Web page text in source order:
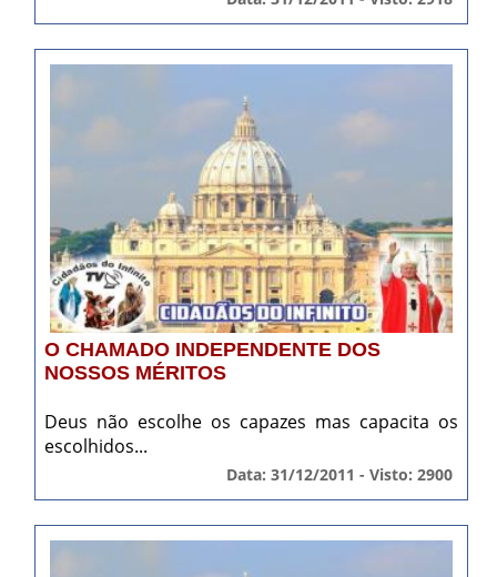
O CHAMADO INDEPENDENTE DOS
NOSSOS MÉRITOS
Deus não escolhe os capazes mas capacita os
escolhidos...
Data: 31/12/2011 - Visto: 2900